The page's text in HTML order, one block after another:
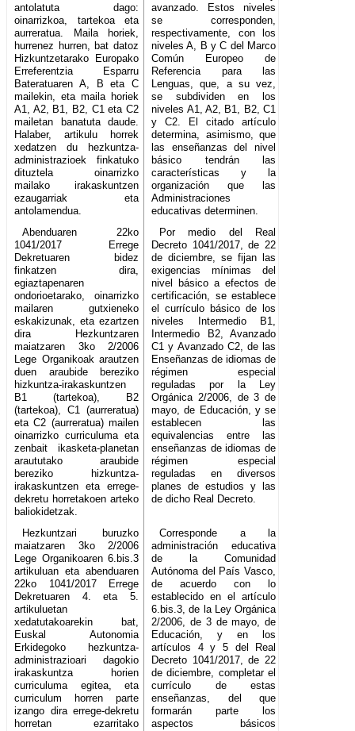
antolatuta dago:
oinarrizkoa, tartekoa eta
aurreratua. Maila horiek,
hurrenez hurren, bat datoz
Hizkuntzetarako Europako
Erreferentzia Esparru
Bateratuaren A, B eta C
mailekin, eta maila horiek
A1, A2, B1, B2, C1 eta C2
mailetan banatuta daude.
Halaber, artikulu horrek
xedatzen du hezkuntza-
administrazioek finkatuko
dituztela oinarrizko
mailako irakaskuntzen
ezaugarriak eta
antolamendua.
avanzado. Estos niveles
se corresponden,
respectivamente, con los
niveles A, B y C del Marco
Común Europeo de
Referencia para las
Lenguas, que, a su vez,
se subdividen en los
niveles A1, A2, B1, B2, C1
y C2. El citado artículo
determina, asimismo, que
las enseñanzas del nivel
básico tendrán las
características y la
organización que las
Administraciones
educativas determinen.
Abenduaren 22ko
1041/2017 Errege
Dekretuaren bidez
finkatzen dira,
egiaztapenaren
ondorioetarako, oinarrizko
mailaren gutxieneko
eskakizunak, eta ezartzen
dira Hezkuntzaren
maiatzaren 3ko 2/2006
Lege Organikoak arautzen
duen araubide bereziko
hizkuntza-irakaskuntzen
B1 (tartekoa), B2
(tartekoa), C1 (aurreratua)
eta C2 (aurreratua) mailen
oinarrizko curriculuma eta
zenbait ikasketa-planetan
araututako araubide
bereziko hizkuntza-
irakaskuntzen eta errege-
dekretu horretakoen arteko
baliokidetzak.
Por medio del Real
Decreto 1041/2017, de 22
de diciembre, se fijan las
exigencias mínimas del
nivel básico a efectos de
certificación, se establece
el currículo básico de los
niveles Intermedio B1,
Intermedio B2, Avanzado
C1 y Avanzado C2, de las
Enseñanzas de idiomas de
régimen especial
reguladas por la Ley
Orgánica 2/2006, de 3 de
mayo, de Educación, y se
establecen las
equivalencias entre las
enseñanzas de idiomas de
régimen especial
reguladas en diversos
planes de estudios y las
de dicho Real Decreto.
Hezkuntzari buruzko
maiatzaren 3ko 2/2006
Lege Organikoaren 6.bis.3
artikuluan eta abenduaren
22ko 1041/2017 Errege
Dekretuaren 4. eta 5.
artikuluetan
xedatutakoarekin bat,
Euskal Autonomia
Erkidegoko hezkuntza-
administrazioari dagokio
irakaskuntza horien
curriculuma egitea, eta
curriculum horren parte
izango dira errege-dekretu
horretan ezarritako
Corresponde a la
administración educativa
de la Comunidad
Autónoma del País Vasco,
de acuerdo con lo
establecido en el artículo
6.bis.3, de la Ley Orgánica
2/2006, de 3 de mayo, de
Educación, y en los
artículos 4 y 5 del Real
Decreto 1041/2017, de 22
de diciembre, completar el
currículo de estas
enseñanzas, del que
formarán parte los
aspectos básicos